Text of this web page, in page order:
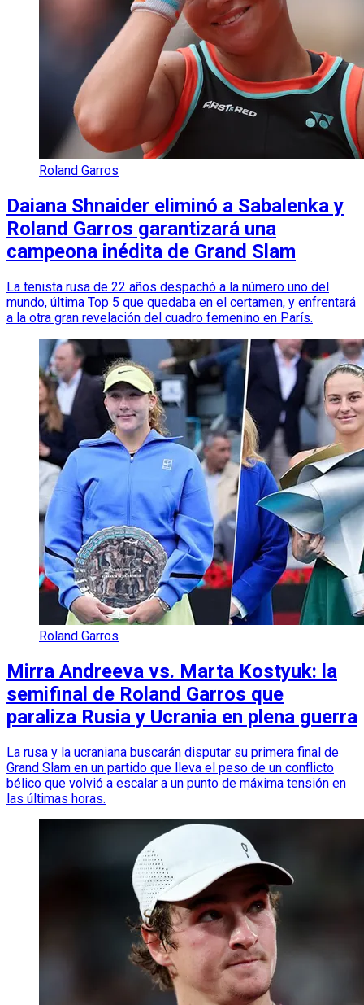
Roland Garros
Daiana Shnaider eliminó a Sabalenka y
Roland Garros garantizará una
campeona inédita de Grand Slam
La tenista rusa de 22 años despachó a la número uno del
mundo, última Top 5 que quedaba en el certamen, y enfrentará
a la otra gran revelación del cuadro femenino en París.
Roland Garros
Mirra Andreeva vs. Marta Kostyuk: la
semifinal de Roland Garros que
paraliza Rusia y Ucrania en plena guerra
La rusa y la ucraniana buscarán disputar su primera final de
Grand Slam en un partido que lleva el peso de un conflicto
bélico que volvió a escalar a un punto de máxima tensión en
las últimas horas.